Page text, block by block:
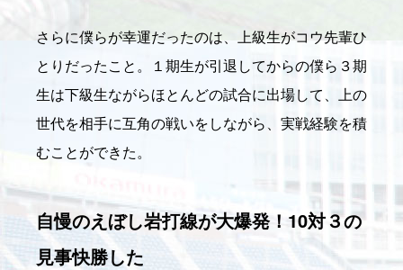
さらに僕らが幸運だったのは、上級生がコウ先輩ひ
とりだったこと。１期生が引退してからの僕ら３期
生は下級生ながらほとんどの試合に出場して、上の
世代を相手に互角の戦いをしながら、実戦経験を積
むことができた。
自慢のえぼし岩打線が大爆発！10対３の
見事快勝した